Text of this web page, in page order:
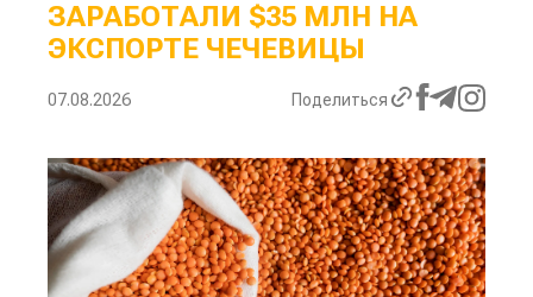
ЗАРАБОТАЛИ $35 МЛН НА
ЭКСПОРТЕ ЧЕЧЕВИЦЫ
07.08.2026 Поделиться